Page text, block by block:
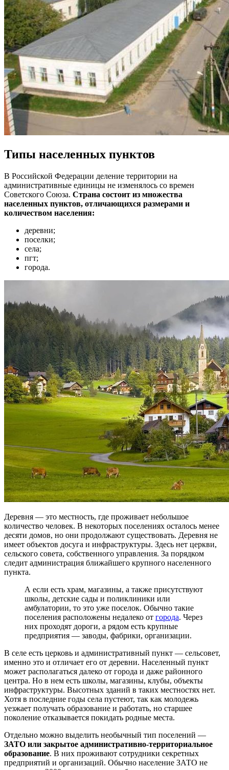
Типы населенных пунктов
В Российской Федерации деление территории на
административные единицы не изменялось со времен
Советского Союза. Страна состоит из множества
населенных пунктов, отличающихся размерами и
количеством населения:
деревни;
поселки;
села;
пгт;
города.
Деревня — это местность, где проживает небольшое
количество человек. В некоторых поселениях осталось менее
десяти домов, но они продолжают существовать. Деревня не
имеет объектов досуга и инфраструктуры. Здесь нет церкви,
сельского совета, собственного управления. За порядком
следит администрация ближайшего крупного населенного
пункта.
А если есть храм, магазины, а также присутствуют
школы, детские сады и поликлиники или
амбулатории, то это уже поселок. Обычно такие
поселения расположены недалеко от города. Через
них проходят дороги, а рядом есть крупные
предприятия — заводы, фабрики, организации.
В селе есть церковь и административный пункт — сельсовет,
именно это и отличает его от деревни. Населенный пункт
может располагаться далеко от города и даже районного
центра. Но в нем есть школы, магазины, клубы, объекты
инфраструктуры. Высотных зданий в таких местностях нет.
Хотя в последние годы села пустеют, так как молодежь
уезжает получать образование и работать, но старшее
поколение отказывается покидать родные места.
Отдельно можно выделить необычный тип поселений —
ЗАТО или закрытое административно-территориальное
образование. В них проживают сотрудники секретных
предприятий и организаций. Обычно население ЗАТО не